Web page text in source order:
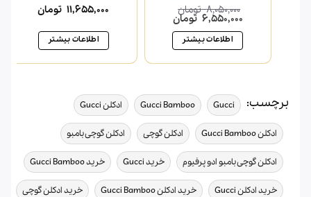
امتیاز5.00
از 5
8,050,000 تومان
قیمت
اصلی
8,050,000 تومان
بود.
6,550,000 تومان
فعلی
6,550,000 تومان
است. اطلاعات بیشتر
امتیاز
11,655,000 تومان
اطلاعات بیشتر
برچسب: Gucci
,
Gucci Bamboo
, ادکلن Gucci ,
ادکلن Gucci Bamboo , ادکلن گوچی , ادکلن گوچی بامبو ,
ادکلن گوچی بامبو ادو پرفیوم , خرید Gucci , خرید Gucci Bamboo ,
خرید ادکلن Gucci , خرید ادکلن Gucci Bamboo , خرید ادکلن گوچی ,